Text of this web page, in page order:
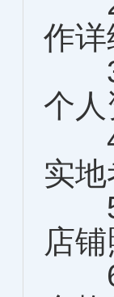
作
3
个
4
实
5
店
6